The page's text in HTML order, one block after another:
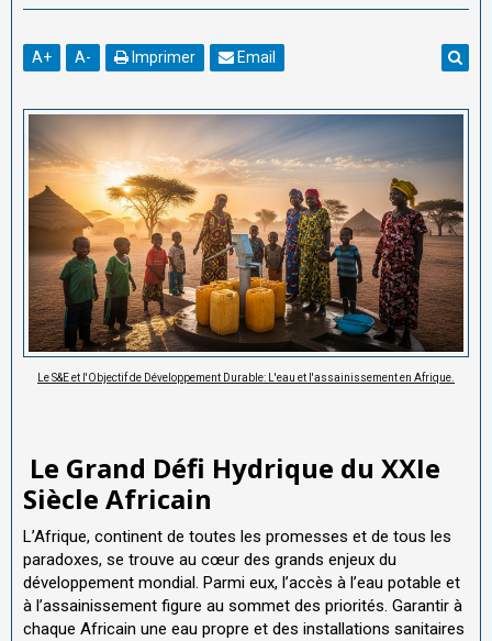
A+ A- Imprimer Email
Le S&E et l'Objectif de Développement Durable: L'eau et l'assainissement en Afrique.
Le Grand Défi Hydrique du XXIe
Siècle Africain
L’Afrique, continent de toutes les promesses et de tous les
paradoxes, se trouve au cœur des grands enjeux du
développement mondial. Parmi eux, l’accès à l’eau potable et
à l’assainissement figure au sommet des priorités. Garantir à
chaque Africain une eau propre et des installations sanitaires